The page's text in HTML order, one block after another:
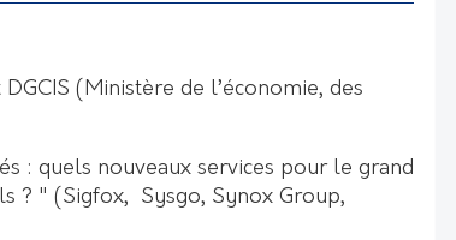
(Ministère de l’économie, des
: quels nouveaux services pour le grand
? " (Sigfox, Sysgo, Synox Group,